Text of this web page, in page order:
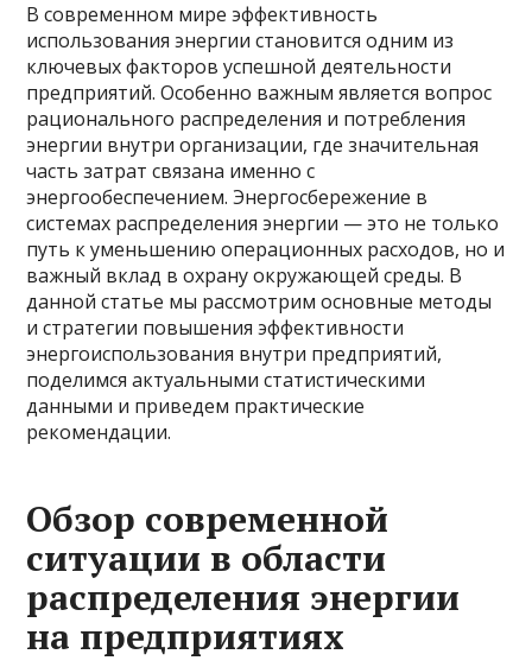
В современном мире эффективность
использования энергии становится одним из
ключевых факторов успешной деятельности
предприятий. Особенно важным является вопрос
рационального распределения и потребления
энергии внутри организации, где значительная
часть затрат связана именно с
энергообеспечением. Энергосбережение в
системах распределения энергии — это не только
путь к уменьшению операционных расходов, но и
важный вклад в охрану окружающей среды. В
данной статье мы рассмотрим основные методы
и стратегии повышения эффективности
энергоиспользования внутри предприятий,
поделимся актуальными статистическими
данными и приведем практические
рекомендации.
Обзор современной
ситуации в области
распределения энергии
на предприятиях